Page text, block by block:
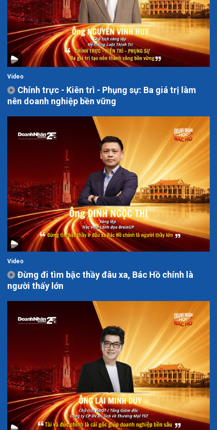
Video
Chính trực - Kiên trì - Phụng sự: Ba giá trị làm
nên doanh nghiệp bền vững
Video
Đừng đi tìm bậc thầy đâu xa, Bác Hồ chính là
người thấy lớn